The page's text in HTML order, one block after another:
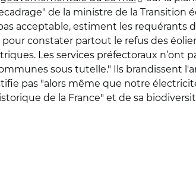
de la ministre de la Transition
acceptable, estiment les requérants
pour constater partout le refus des
Les services préfectoraux n’ont
sous tutelle." Ils brandissent
pas "alors même que notre
de la France" et de sa